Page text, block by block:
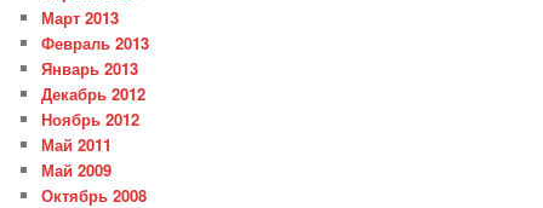
Март 2013
Февраль 2013
Январь 2013
Декабрь 2012
Ноябрь 2012
Май 2011
Май 2009
Октябрь 2008